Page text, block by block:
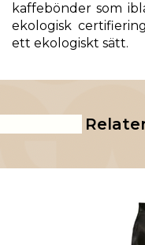
kaffebönder som
ekologisk
ett ekologiskt sätt.